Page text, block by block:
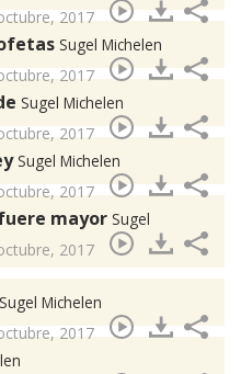
2017
Sugel Michelen
2017
Sugel Michelen
2017
Sugel Michelen
2017
mayor Sugel
2017
Sugel Michelen
2017